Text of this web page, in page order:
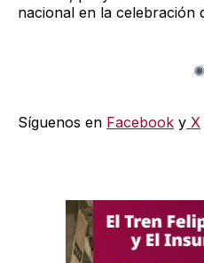
nacional en la celebración
Síguenos en Facebook y X